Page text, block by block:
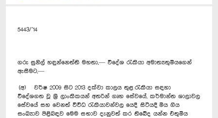
5443/’14
ගරු සුනිල් හඳුන්නෙත්ති මහතා,— විදේශ රැකියා අමාත්‍යතුමියගෙන්
ඇසීමට,—
(අ) වර්ෂ 2009 සිට 2013 දක්වා කාලය තුළ රැකියා සඳහා
විදේශගත වූ ශ්‍රී ලාංකිකයන් අතරින් ගෘහ සේවයේ, කර්මාන්ත ශාලාවල
සේවයේ සහ වෙනත් විවිධ රැකියාවන්වල යෙදී සිටියදී මිය ගිය
සංඛ්‍යාව පිළිබඳව මෙම සභාව දැනුවත් කර තිබේද යන්න එතුමිය